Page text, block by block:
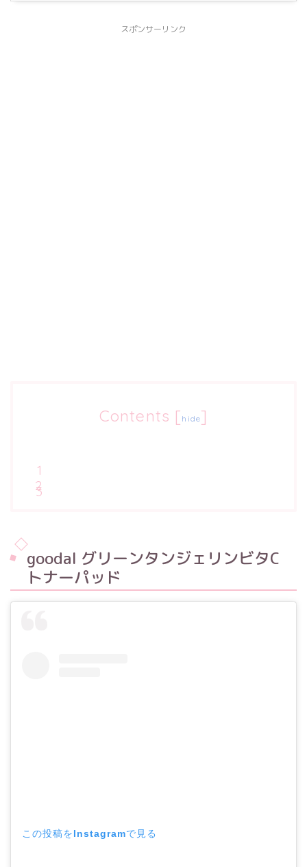
スポンサーリンク
Contents [ hide]
goodal グリーンタンジェリンビタC
トナーパッド
この投稿をInstagramで見る